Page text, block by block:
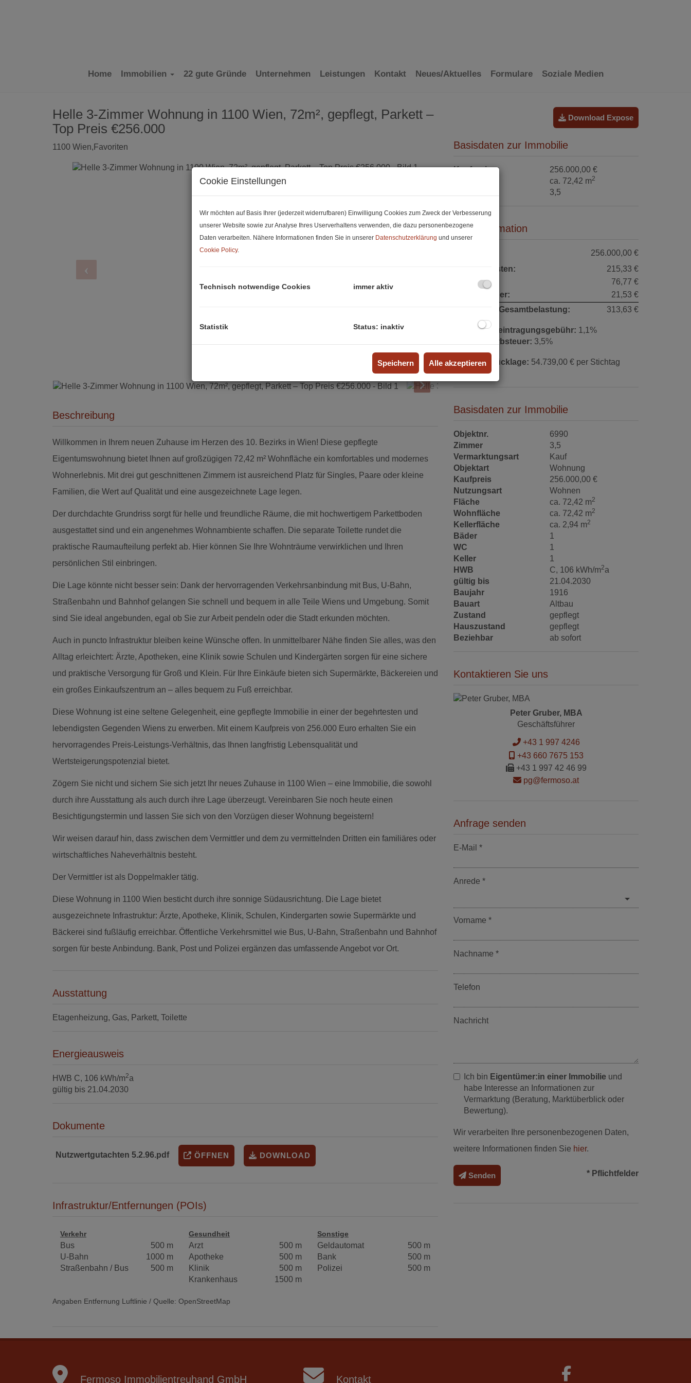
Home Immobilien 22 gute Gründe Unternehmen Leistungen Kontakt Neues/Aktuelles Formulare Soziale Medien
Helle 3-Zimmer Wohnung in 1100 Wien, 72m², gepflegt, Parkett –
Top Preis €256.000
1100 Wien,Favoriten
Beschreibung
Willkommen in Ihrem neuen Zuhause im Herzen des 10. Bezirks in Wien! Diese gepflegte
Eigentumswohnung bietet Ihnen auf großzügigen 72,42 m² Wohnfläche ein komfortables und modernes
Wohnerlebnis. Mit drei gut geschnittenen Zimmern ist ausreichend Platz für Singles, Paare oder kleine
Familien, die Wert auf Qualität und eine ausgezeichnete Lage legen.
Der durchdachte Grundriss sorgt für helle und freundliche Räume, die mit hochwertigem Parkettboden
ausgestattet sind und ein angenehmes Wohnambiente schaffen. Die separate Toilette rundet die
praktische Raumaufteilung perfekt ab. Hier können Sie Ihre Wohnträume verwirklichen und Ihren
persönlichen Stil einbringen.
Die Lage könnte nicht besser sein: Dank der hervorragenden Verkehrsanbindung mit Bus, U-Bahn,
Straßenbahn und Bahnhof gelangen Sie schnell und bequem in alle Teile Wiens und Umgebung. Somit
sind Sie ideal angebunden, egal ob Sie zur Arbeit pendeln oder die Stadt erkunden möchten.
Auch in puncto Infrastruktur bleiben keine Wünsche offen. In unmittelbarer Nähe finden Sie alles, was den
Alltag erleichtert: Ärzte, Apotheken, eine Klinik sowie Schulen und Kindergärten sorgen für eine sichere
und praktische Versorgung für Groß und Klein. Für Ihre Einkäufe bieten sich Supermärkte, Bäckereien und
ein großes Einkaufszentrum an – alles bequem zu Fuß erreichbar.
Diese Wohnung ist eine seltene Gelegenheit, eine gepflegte Immobilie in einer der begehrtesten und
lebendigsten Gegenden Wiens zu erwerben. Mit einem Kaufpreis von 256.000 Euro erhalten Sie ein
hervorragendes Preis-Leistungs-Verhältnis, das Ihnen langfristig Lebensqualität und
Wertsteigerungspotenzial bietet.
Zögern Sie nicht und sichern Sie sich jetzt Ihr neues Zuhause in 1100 Wien – eine Immobilie, die sowohl
durch ihre Ausstattung als auch durch ihre Lage überzeugt. Vereinbaren Sie noch heute einen
Besichtigungstermin und lassen Sie sich von den Vorzügen dieser Wohnung begeistern!
Wir weisen darauf hin, dass zwischen dem Vermittler und dem zu vermittelnden Dritten ein familiäres oder
wirtschaftliches Naheverhältnis besteht.
Der Vermittler ist als Doppelmakler tätig.
Diese Wohnung in 1100 Wien besticht durch ihre sonnige Südausrichtung. Die Lage bietet
ausgezeichnete Infrastruktur: Ärzte, Apotheke, Klinik, Schulen, Kindergarten sowie Supermärkte und
Bäckerei sind fußläufig erreichbar. Öffentliche Verkehrsmittel wie Bus, U-Bahn, Straßenbahn und Bahnhof
sorgen für beste Anbindung. Bank, Post und Polizei ergänzen das umfassende Angebot vor Ort.
Ausstattung
Etagenheizung Gas Parkett Toilette
Energieausweis
HWB C, 106 kWh/m2a
gültig bis 21.04.2030
Dokumente
Nutzwertgutachten 5.2.96.pdf ÖFFNEN DOWNLOAD
Infrastruktur/Entfernungen (POIs)
Verkehr
Bus
500 m
U-Bahn
1000 m
Straßenbahn / Bus
500 m
Gesundheit
Arzt
500 m
Apotheke
500 m
Klinik
500 m
Krankenhaus
1500 m
Sonstige
Geldautomat
500 m
Bank
500 m
Polizei
500 m
Angaben Entfernung Luftlinie / Quelle: OpenStreetMap
Download Expose
Basisdaten zur Immobilie
Kaufpreis
256.000,00 €
ca. 72,42 m2
3,5
Preisinformation
256.000,00 €
Betriebskosten:
215,33 €
Sonstiges:
76,77 €
Umsatzsteuer:
21,53 €
monatliche Gesamtbelastung:
313,63 €
Grundbucheintragungsgebühr: 1,1%
Grunderwerbsteuer: 3,5%
Reparaturrücklage: 54.739,00 € per Stichtag
31.12.2024
Basisdaten zur Immobilie
Objektnr.
6990
Zimmer
3,5
Vermarktungsart
Kauf
Objektart
Wohnung
Kaufpreis
256.000,00 €
Nutzungsart
Wohnen
Fläche
ca. 72,42 m2
Wohnfläche ca. 72,42 m2
Kellerfläche ca. 2,94 m2
Bäder
1
WC
1
Keller
1
HWB
C, 106 kWh/m2a
gültig bis
21.04.2030
Baujahr
1916
Bauart
Altbau
Zustand
gepflegt
Hauszustand
gepflegt
Beziehbar
ab sofort
Kontaktieren Sie uns
Peter Gruber, MBA
Geschäftsführer
+43 1 997 4246
+43 660 7675 153
+43 1 997 42 46 99
pg@fermoso.at
Anfrage senden
E-Mail
Anrede
Vorname
Nachname
Telefon
Nachricht
Ich bin Eigentümer:in einer Immobilie und
habe Interesse an Informationen zur
Vermarktung (Beratung, Marktüberblick oder
Bewertung).
Wir verarbeiten Ihre personenbezogenen Daten,
weitere Informationen finden Sie hier.
Senden * Pflichtfelder
Fermoso Immobilientreuhand GmbH Kontakt
Cookie Einstellungen
Wir möchten auf Basis Ihrer (jederzeit widerrufbaren) Einwilligung Cookies zum Zweck der Verbesserung
unserer Website sowie zur Analyse Ihres Userverhaltens verwenden, die dazu personenbezogene
Daten verarbeiten. Nähere Informationen finden Sie in unserer Datenschutzerklärung und unserer
Cookie Policy.
Technisch notwendige Cookies immer aktiv
Statistik Status: inaktiv
Speichern Alle akzeptieren